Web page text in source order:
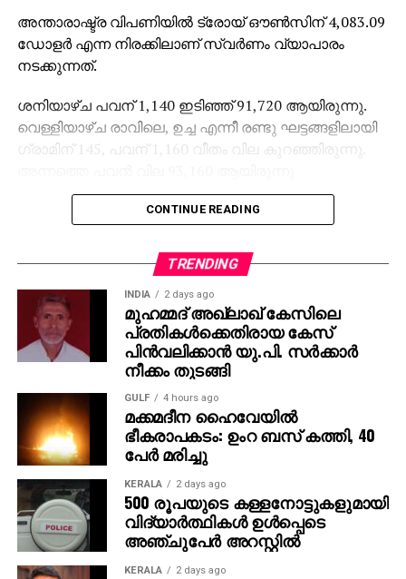
അന്താരാഷ്ട്ര വിപണിയില്‍ ട്രോയ് ഔണ്‍സിന് 4,083.09
ഡോളര്‍ എന്ന നിരക്കിലാണ് സ്വര്‍ണം വ്യാപാരം
നടക്കുന്നത്.
ശനിയാഴ്ച പവന് 1,140 ഇടിഞ്ഞ് 91,720 ആയിരുന്നു.
വെള്ളിയാഴ്ച രാവിലെ, ഉച്ച എന്നീ രണ്ടു ഘട്ടങ്ങളിലായി
ഗ്രാമിന് 145, പവന് 1,160 വീതം വില കുറഞ്ഞിരുന്നു.
CONTINUE READING
TRENDING
INDIA 2 days ago
മുഹമ്മദ് അഖ്‌ലാഖ് കേസിലെ
പ്രതികള്‍ക്കെതിരായ കേസ്
പിന്‍വലിക്കാന്‍ യു.പി. സര്‍ക്കാര്‍
നീക്കം തുടങ്ങി
GULF 4 hours ago
മക്കമദീന ഹൈവേയില്‍
ഭീകരാപകടം: ഉംറ ബസ് കത്തി, 40
പേര്‍ മരിച്ചു
KERALA 2 days ago
500 രൂപയുടെ കള്ളനോട്ടുകളുമായി
വിദ്യാര്‍ത്ഥികള്‍ ഉള്‍പ്പെടെ
അഞ്ചുപേര്‍ അറസ്റ്റില്‍
KERALA 2 days ago